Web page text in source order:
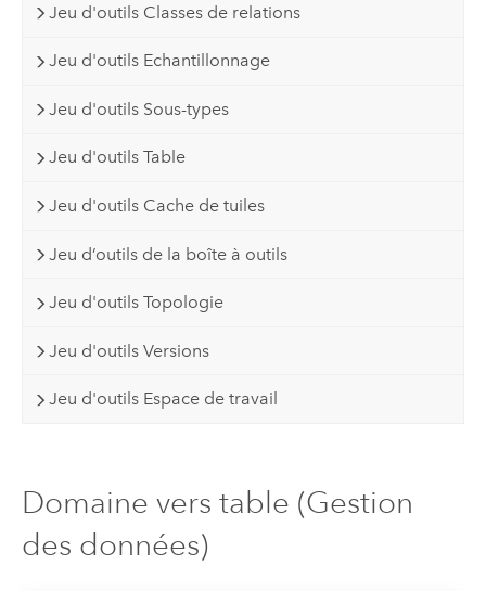
Jeu d'outils Classes de relations
Jeu d'outils Echantillonnage
Jeu d'outils Sous-types
Jeu d'outils Table
Jeu d'outils Cache de tuiles
Jeu d’outils de la boîte à outils
Jeu d'outils Topologie
Jeu d'outils Versions
Jeu d'outils Espace de travail
Domaine vers table (Gestion
des données)